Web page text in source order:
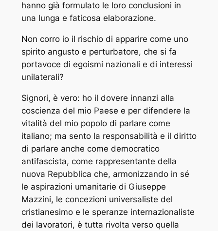
hanno già formulato le loro conclusioni in
una lunga e faticosa elaborazione.
Non corro io il rischio di apparire come uno
spirito angusto e perturbatore, che si fa
portavoce di egoismi nazionali e di interessi
unilaterali?
Signori, è vero: ho il dovere innanzi alla
coscienza del mio Paese e per difendere la
vitalità del mio popolo di parlare come
italiano; ma sento la responsabilità e il diritto
di parlare anche come democratico
antifascista, come rappresentante della
nuova Repubblica che, armonizzando in sé
le aspirazioni umanitarie di Giuseppe
Mazzini, le concezioni universaliste del
cristianesimo e le speranze internazionaliste
dei lavoratori, è tutta rivolta verso quella